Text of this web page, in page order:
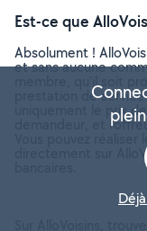
Est-ce que
Absolument !
et sans aucune
membre, qu’il soit
prestation de
uniquement le prix
demandeur, et
Vous pouvez
directement sur